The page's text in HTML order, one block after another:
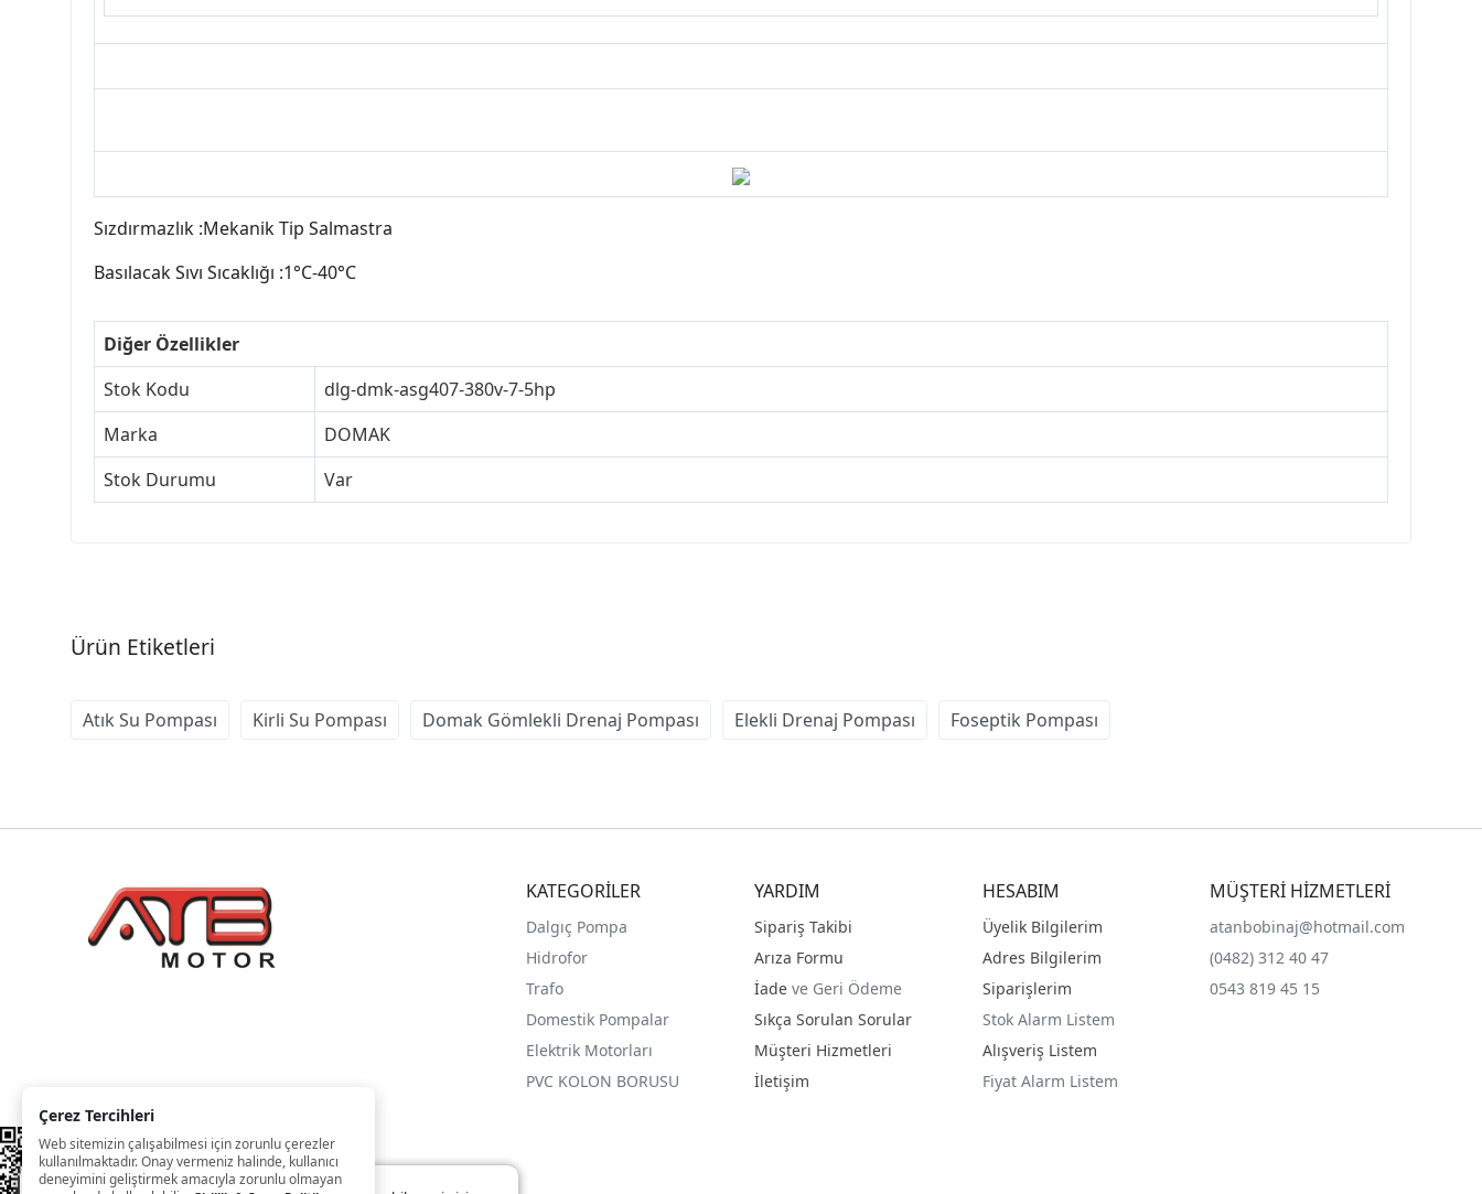
Sızdırmazlık :Mekanik Tip Salmastra
Basılacak Sıvı Sıcaklığı :1°C-40°C
Diğer Özellikler
Stok Kodu
dlg-dmk-asg407-380v-7-5hp
Marka
DOMAK
Stok Durumu
Var
Ürün Etiketleri
Atık Su Pompası Kirli Su Pompası Domak Gömlekli Drenaj Pompası Elekli Drenaj Pompası Foseptik Pompası
KATEGORİLER
Dalgıç Pompa
Hidrofor
Trafo
Domestik Pompalar
Elektrik Motorları
PVC KOLON BORUSU
YARDIM
Sipariş Takibi
Arıza Formu
İade ve Geri Ödeme
Sıkça Sorulan Sorular
Müşteri Hizmetleri
İletişim
HESABIM
Üyelik Bilgilerim
Adres Bilgilerim
Siparişlerim
Stok Alarm Listem
Alışveriş Listem
Fiyat Alarm Listem
MÜŞTERİ HİZMETLERİ
atanbobinaj@hotmail.com
(0482) 312 40 47
0543 819 45 15
Çerez Tercihleri
Web sitemizin çalışabilmesi için zorunlu çerezler
kullanılmaktadır. Onay vermeniz halinde, kullanıcı
deneyimini geliştirmek amacıyla zorunlu olmayan